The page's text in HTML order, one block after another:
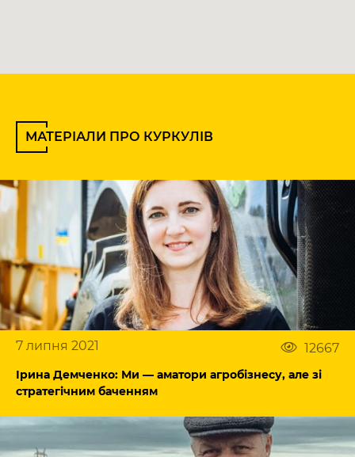
МАТЕРІАЛИ ПРО КУРКУЛІВ
7 липня 2021 12667
Ірина Демченко: Ми — аматори агробізнесу, але зі
стратегічним баченням